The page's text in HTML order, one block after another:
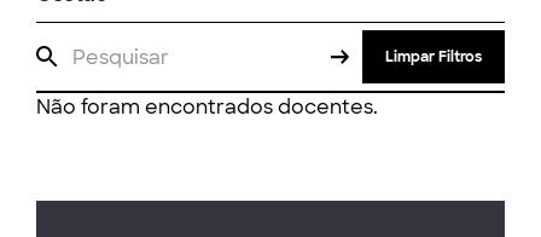
Limpar Filtros
Não foram encontrados docentes.